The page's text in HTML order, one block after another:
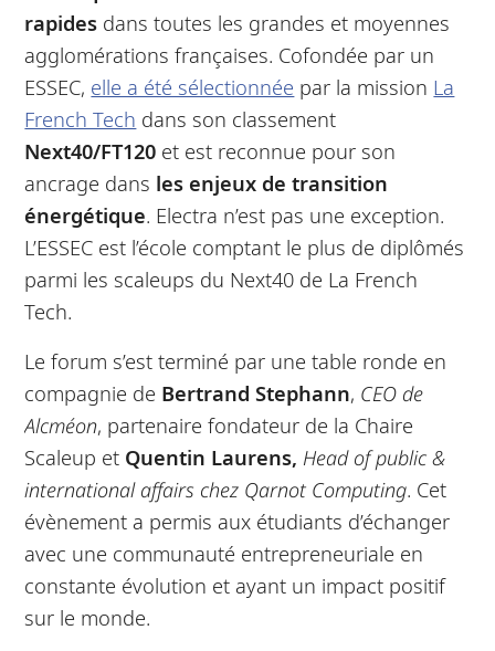
rapides dans toutes les grandes et moyennes
agglomérations françaises. Cofondée par un
ESSEC, elle a été sélectionnée par la mission La
French Tech dans son classement
Next40/FT120 et est reconnue pour son
ancrage dans les enjeux de transition
énergétique. Electra n’est pas une exception.
L’ESSEC est l’école comptant le plus de diplômés
parmi les scaleups du Next40 de La French
Tech.
Le forum s’est terminé par une table ronde en
compagnie de Bertrand Stephann, CEO de
Alcméon, partenaire fondateur de la Chaire
Scaleup et Quentin Laurens, Head of public &
international affairs chez Qarnot Computing. Cet
évènement a permis aux étudiants d’échanger
avec une communauté entrepreneuriale en
constante évolution et ayant un impact positif
sur le monde.